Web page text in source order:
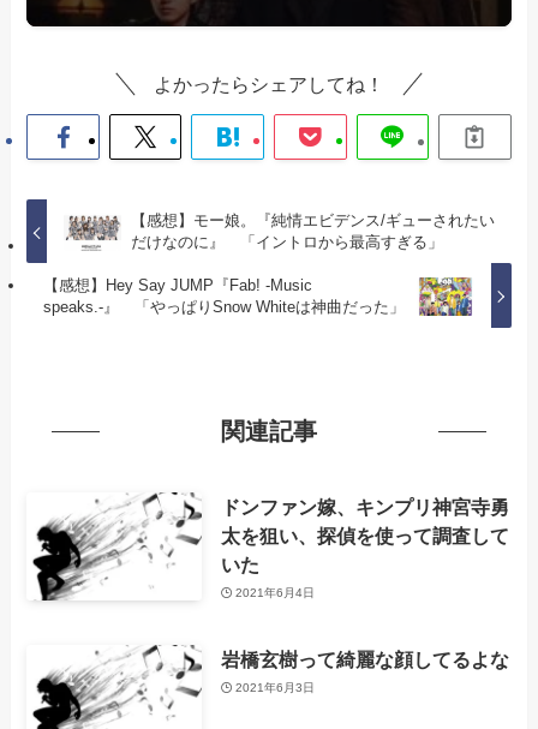
よかったらシェアしてね！
【感想】モー娘。『純情エビデンス/ギューされたい
だけなのに』 「イントロから最高すぎる」
【感想】Hey Say JUMP『Fab! -Music
speaks.-』 「やっぱりSnow Whiteは神曲だった」
関連記事
ドンファン嫁、キンプリ神宮寺勇
太を狙い、探偵を使って調査して
いた
2021年6月4日
岩橋玄樹って綺麗な顔してるよな
2021年6月3日